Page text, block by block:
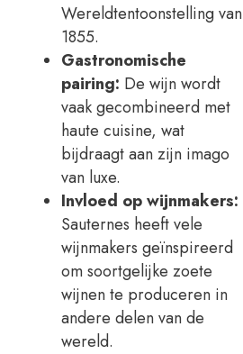
Wereldtentoonstelling van
1855.
Gastronomische
pairing: De wijn wordt
vaak gecombineerd met
haute cuisine, wat
bijdraagt aan zijn imago
van luxe.
Invloed op wijnmakers:
Sauternes heeft vele
wijnmakers geïnspireerd
om soortgelijke zoete
wijnen te produceren in
andere delen van de
wereld.